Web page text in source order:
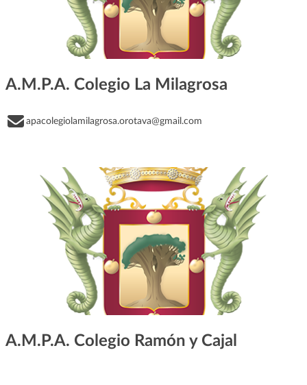
A.M.P.A. Colegio La Milagrosa
apacolegiolamilagrosa.orotava@gmail.com
A.M.P.A. Colegio Ramón y Cajal